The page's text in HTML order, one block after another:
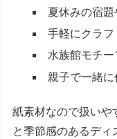
夏休みの宿
手軽にクラフ
水族館モチ
親子で一緒
紙素材なので扱いや
と季節感のあるディ